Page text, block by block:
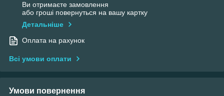
Ви отримаєте замовлення
або гроші повернуться на вашу картку
Детальніше
Оплата на рахунок
Всі умови оплати
Умови повернення